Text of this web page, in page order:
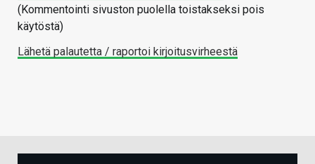
(Kommentointi sivuston puolella toistakseksi pois
käytöstä)
Lähetä palautetta / raportoi kirjoitusvirheestä